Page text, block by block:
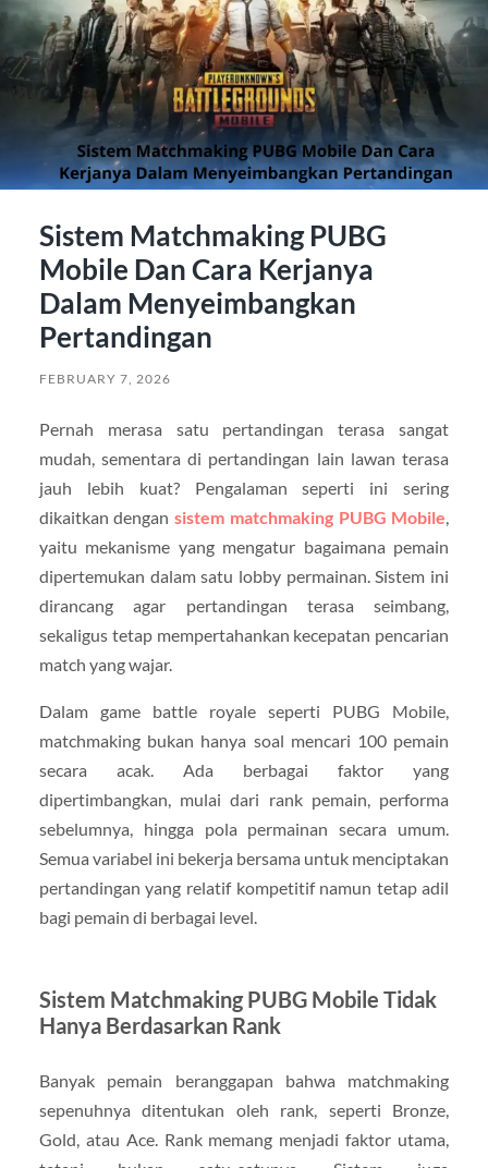
Sistem Matchmaking PUBG
Mobile Dan Cara Kerjanya
Dalam Menyeimbangkan
Pertandingan
FEBRUARY 7, 2026
Pernah merasa satu pertandingan terasa sangat
mudah, sementara di pertandingan lain lawan terasa
jauh lebih kuat? Pengalaman seperti ini sering
dikaitkan dengansistem matchmaking PUBG Mobile,
yaitu mekanisme yang mengatur bagaimana pemain
dipertemukan dalam satu lobby permainan. Sistem ini
dirancang agar pertandingan terasa seimbang,
sekaligus tetap mempertahankan kecepatan pencarian
match yang wajar.
Dalam game battle royale seperti PUBG Mobile,
matchmaking bukan hanya soal mencari 100 pemain
secara acak. Ada berbagai faktor yang
dipertimbangkan, mulai dari rank pemain, performa
sebelumnya, hingga pola permainan secara umum.
Semua variabel ini bekerja bersama untuk menciptakan
pertandingan yang relatif kompetitif namun tetap adil
bagi pemain di berbagai level.
Sistem Matchmaking PUBG Mobile Tidak
Hanya Berdasarkan Rank
Banyak pemain beranggapan bahwa matchmaking
sepenuhnya ditentukan oleh rank, seperti Bronze,
Gold, atau Ace. Rank memang menjadi faktor utama,